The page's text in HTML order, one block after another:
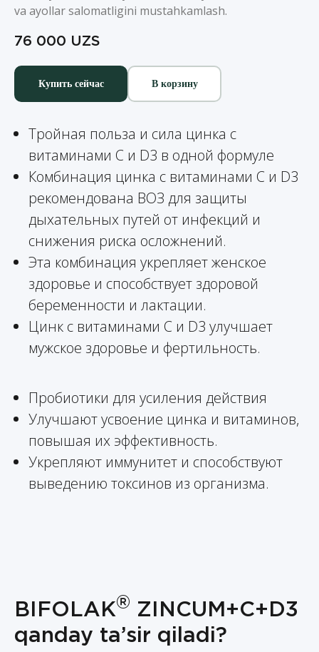
va ayollar salomatligini mustahkamlash.
76 000 UZS
Купить сейчас В корзину
Тройная польза и сила цинка с
витаминами С и D3 в одной формуле
Комбинация цинка с витаминами С и D3
рекомендована ВОЗ для защиты
дыхательных путей от инфекций и
снижения риска осложнений.
Эта комбинация укрепляет женское
здоровье и способствует здоровой
беременности и лактации.
Цинк с витаминами С и D3 улучшает
мужское здоровье и фертильность.
Пробиотики для усиления действия
Улучшают усвоение цинка и витаминов,
повышая их эффективность.
Укрепляют иммунитет и способствуют
выведению токсинов из организма.
BIFOLAK® ZINCUM+C+D3
qanday ta’sir qiladi?